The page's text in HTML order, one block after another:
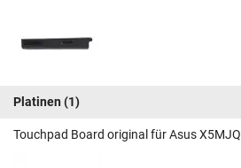
Platinen (1)
Touchpad Board original für Asus X5MJQ